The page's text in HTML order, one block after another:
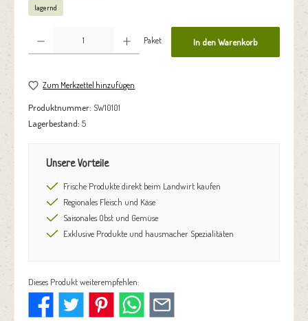
lagernd
Produkt Anzahl: Gib den gewünschten Wert ein oder benutze die Schaltflächen um die Anzahl zu erhöhen oder zu
Paket In den Warenkorb
Zum Merkzettel hinzufügen
Produktnummer: SW10101
Lagerbestand: 5
Unsere Vorteile
Frische Produkte direkt beim Landwirt kaufen
Regionales Fleisch und Käse
Saisonales Obst und Gemüse
Exklusive Produkte und hausmacher Spezialitäten
Dieses Produkt weiterempfehlen: